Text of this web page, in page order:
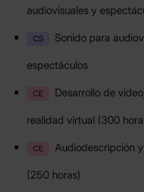
audiovisuales y
CS Sonido para
espectáculos
CE Desarrollo de
realidad virtual (300
CE Audiodescripción
(250 horas)